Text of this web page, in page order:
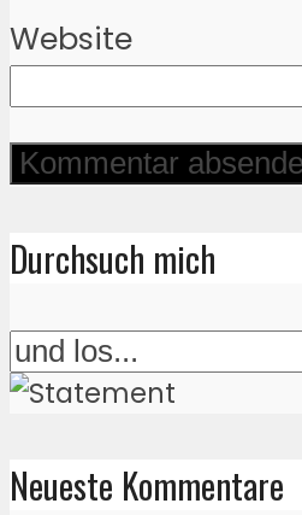
Website
Durchsuch mich
Neueste Kommentare